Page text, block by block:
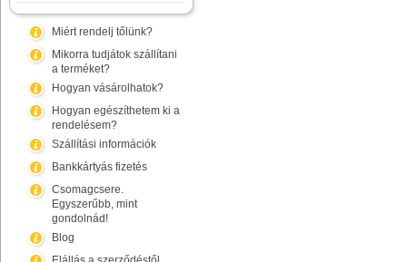
Miért rendelj tőlünk?
Mikorra tudjátok szállítani
a terméket?
Hogyan vásárolhatok?
Hogyan egészíthetem ki a
rendelésem?
Szállítási információk
Bankkártyás fizetés
Csomagcsere.
Egyszerűbb, mint
gondolnád!
Blog